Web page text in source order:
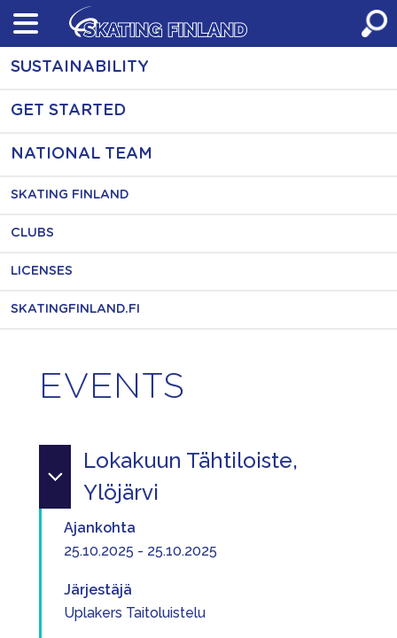
Skip
content
SUSTAINABILITY
GET STARTED
NATIONAL TEAM
SKATING FINLAND
CLUBS
LICENSES
SKATINGFINLAND.FI
EVENTS
Lokakuun Tähtiloiste,
Ylöjärvi
Ajankohta
25.10.2025 - 25.10.2025
Järjestäjä
Uplakers Taitoluistelu